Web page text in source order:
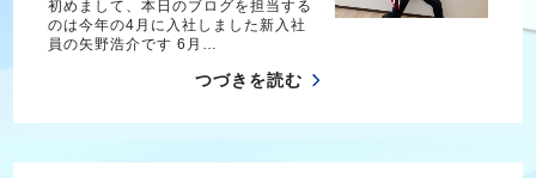
初めまして、本日のブログを担当する
のは今年の4月に入社しました新入社
員の矢野浩介です 6月…
つづきを読む